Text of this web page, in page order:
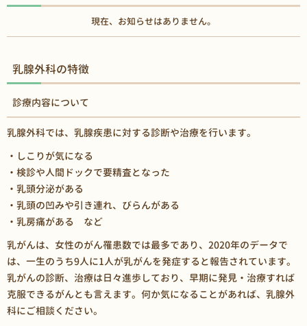
現在、お知らせはありません。
乳腺外科の特徴
診療内容について
乳腺外科では、乳腺疾患に対する診断や治療を行います。
・しこりが気になる
・検診や人間ドックで要精査となった
・乳頭分泌がある
・乳頭の凹みや引き連れ、びらんがある
・乳房痛がある など
乳がんは、女性のがん罹患数では最多であり、2020年のデータで
は、一生のうち9人に1人が乳がんを発症すると報告されています。
乳がんの診断、治療は日々進歩しており、早期に発見・治療すれば
克服できるがんとも言えます。何か気になることがあれば、乳腺外
科にご相談ください。